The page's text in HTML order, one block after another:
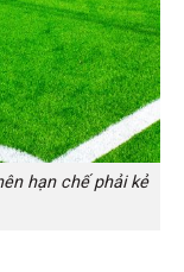
hạn chế phải kẻ